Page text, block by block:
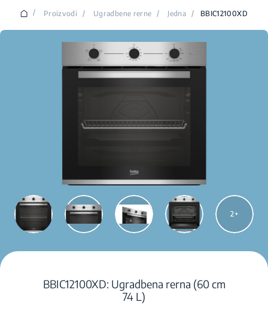
/ Proizvodi / Ugradbene rerne / Jedna / BBIC12100XD
2
BBIC12100XD: Ugradbena rerna (60 cm
74 L)